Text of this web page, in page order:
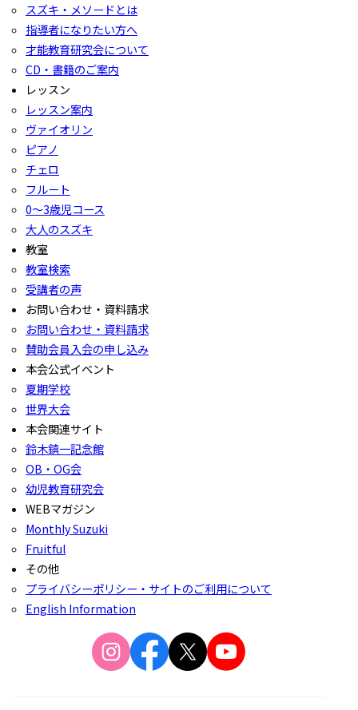
スズキ・メソードとは
指導者になりたい方へ
才能教育研究会について
CD・書籍のご案内
レッスン
レッスン案内
ヴァイオリン
ピアノ
チェロ
フルート
0〜3歳児コース
大人のスズキ
教室
教室検索
受講者の声
お問い合わせ・資料請求
お問い合わせ・資料請求
賛助会員入会の申し込み
本会公式イベント
夏期学校
世界大会
本会関連サイト
鈴木鎮一記念館
OB・OG会
幼児教育研究会
WEBマガジン
Monthly Suzuki
Fruitful
その他
プライバシーポリシー・サイトのご利用について
English Information